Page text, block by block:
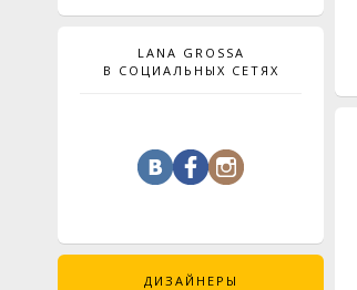
LANA GROSSA
В СОЦИАЛЬНЫХ СЕТЯХ
ДИЗАЙНЕРЫ